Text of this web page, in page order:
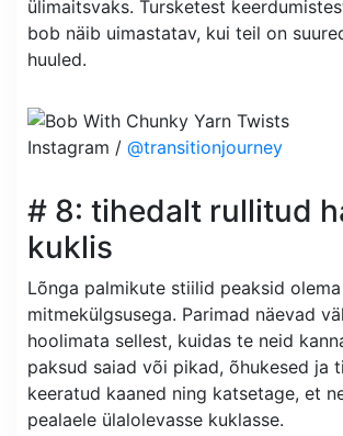
ülimaitsvaks. Tursketest
bob näib uimastatav, kui teil on
huuled.
Instagram / @transitionjourney
# 8: tihedalt rullitud
kuklis
Lõnga palmikute stiilid peaksid
mitmekülgsusega. Parimad näevad
hoolimata sellest, kuidas te neid
paksud saiad või pikad, õhukesed ja
keeratud kaaned ning katsetage, et
pealaele ülalolevasse kuklasse.